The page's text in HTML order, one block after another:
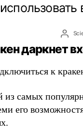
Post
даркнет
к
из самых
его